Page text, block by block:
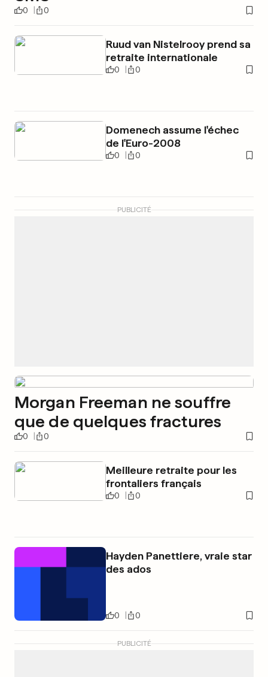
0 0
Ruud van Nistelrooy prend sa
retraite internationale
0 0
Domenech assume l'échec
de l'Euro-2008
0 0
PUBLICITÉ
Morgan Freeman ne souffre
que de quelques fractures
0 0
Meilleure retraite pour les
frontaliers français
0 0
Hayden Panettiere, vraie star
des ados
0 0
PUBLICITÉ